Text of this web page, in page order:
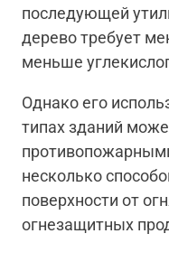
последующей
дерево требует
меньше
Однако его
типах зданий
несколько
поверхности от
огнезащитных